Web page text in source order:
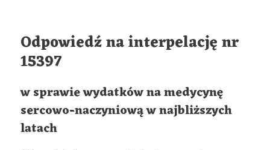
Odpowiedź na interpelację nr
15397
w sprawie wydatków na medycynę
sercowo-naczyniową w najbliższych
latach